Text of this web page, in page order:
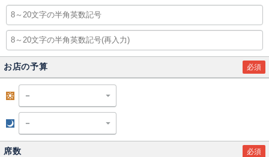
お店の予算 必須
席数 必須